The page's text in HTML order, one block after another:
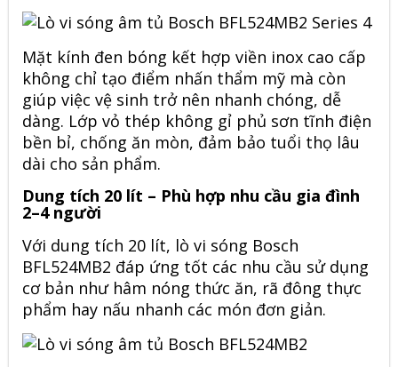
Mặt kính đen bóng kết hợp viền inox cao cấp
không chỉ tạo điểm nhấn thẩm mỹ mà còn
giúp việc vệ sinh trở nên nhanh chóng, dễ
dàng. Lớp vỏ thép không gỉ phủ sơn tĩnh điện
bền bỉ, chống ăn mòn, đảm bảo tuổi thọ lâu
dài cho sản phẩm.
Dung tích 20 lít – Phù hợp nhu cầu gia đình
2–4 người
Với dung tích 20 lít, lò vi sóng Bosch
BFL524MB2 đáp ứng tốt các nhu cầu sử dụng
cơ bản như hâm nóng thức ăn, rã đông thực
phẩm hay nấu nhanh các món đơn giản.